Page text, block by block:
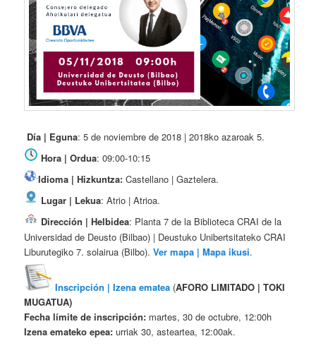
Día | Eguna: 5 de noviembre de 2018 | 2018ko azaroak 5.
Hora | Ordua: 09:00-10:15
Idioma | Hizkuntza: Castellano | Gaztelera.
Lugar | Lekua: Atrio | Atrioa.
Dirección | Helbidea: Planta 7 de la Biblioteca CRAI de la
Universidad de Deusto (Bilbao) | Deustuko Unibertsitateko CRAI
Liburutegiko 7. solairua (Bilbo).Ver mapa | Mapa ikusi.
Inscripción |Izena ematea (AFORO LIMITADO |TOKI
MUGATUA)
Fecha límite de inscripción: martes, 30 de octubre, 12:00h
Izena emateko epea: urriak 30, asteartea, 12:00ak.